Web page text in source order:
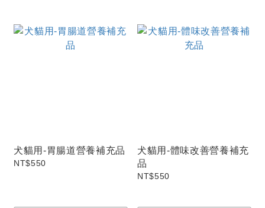
犬貓用-胃腸道營養補充品
NT$550
犬貓用-體味改善營養補充
品
NT$550